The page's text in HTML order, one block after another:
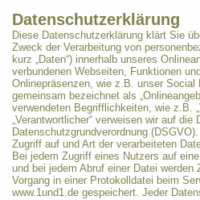
Datenschutzerklärung
Diese Datenschutzerklärung klärt Sie
Zweck der Verarbeitung von
kurz „Daten“) innerhalb unseres
verbundenen Webseiten, Funktionen
Onlinepräsenzen, wie z.B. unser Social
gemeinsam bezeichnet als
verwendeten Begrifflichkeiten, wie z.B.
„Verantwortlicher“ verweisen wir auf
Datenschutzgrundverordnung (DSGVO).
Zugriff auf und Art der verarbeiteten
Bei jedem Zugriff eines Nutzers auf
und bei jedem Abruf einer Datei werden
Vorgang in einer Protokolldatei beim
www.1und1.de gespeichert. Jeder